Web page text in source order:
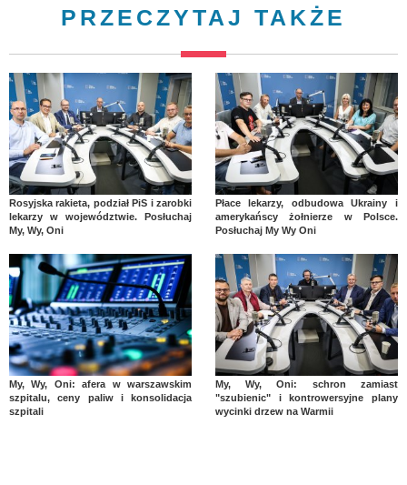
PRZECZYTAJ TAKŻE
Rosyjska rakieta, podział PiS i zarobki
lekarzy w województwie. Posłuchaj
My, Wy, Oni
Płace lekarzy, odbudowa Ukrainy i
amerykańscy żołnierze w Polsce.
Posłuchaj My Wy Oni
My, Wy, Oni: afera w warszawskim
szpitalu, ceny paliw i konsolidacja
szpitali
My, Wy, Oni: schron zamiast
"szubienic" i kontrowersyjne plany
wycinki drzew na Warmii